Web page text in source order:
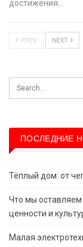
достижения…
PREV NEXT
ПОСЛЕДНИЕ
Тёплый дом: от
Что мы оставляем
ценности и
Малая